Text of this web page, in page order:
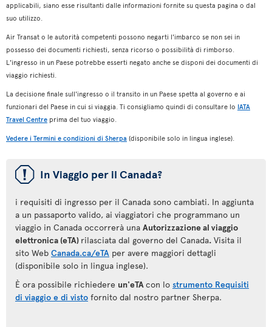
applicabili, siano esse risultanti dalle informazioni fornite su questa pagina o dal
suo utilizzo.
Air Transat o le autorità competenti possono negarti l'imbarco se non sei in
possesso dei documenti richiesti, senza ricorso o possibilità di rimborso.
L'ingresso in un Paese potrebbe esserti negato anche se disponi dei documenti di
viaggio richiesti.
La decisione finale sull'ingresso o il transito in un Paese spetta al governo e ai
funzionari del Paese in cui si viaggia. Ti consigliamo quindi di consultare lo IATA
Travel Centre prima del tuo viaggio.
Vedere i Termini e condizioni di Sherpa (disponibile solo in lingua inglese).
ü In Viaggio per il Canada?
i requisiti di ingresso per il Canada sono cambiati. In aggiunta
a un passaporto valido, ai viaggiatori che programmano un
viaggio in Canada occorrerà una Autorizzazione al viaggio
elettronica (eTA) rilasciata dal governo del Canada. Visita il
sito Web Canada.ca/eTA per avere maggiori dettagli
(disponibile solo in lingua inglese).
È ora possibile richiedere un'eTAcon lo strumento Requisiti
di viaggio e di visto fornito dal nostro partner Sherpa.